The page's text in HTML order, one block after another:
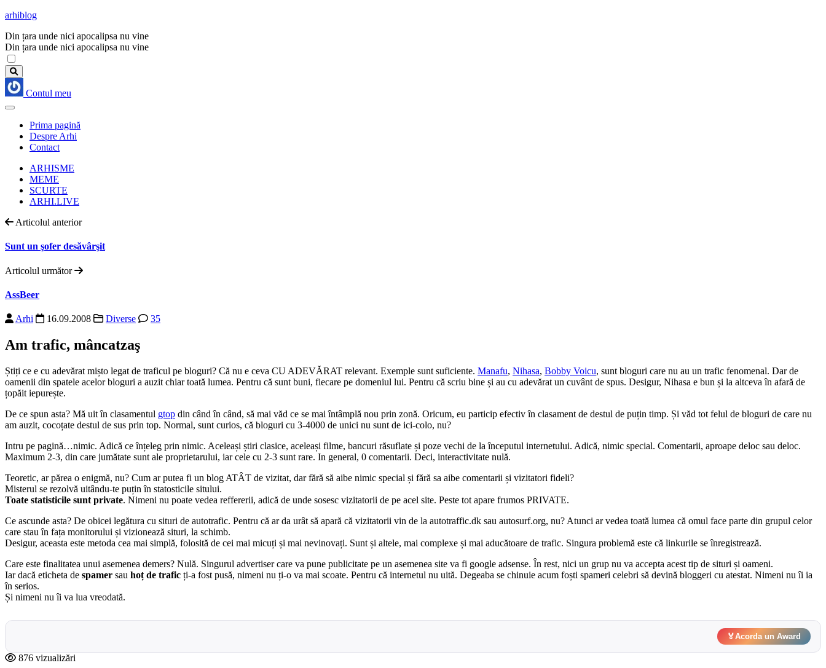
arhiblog
Din țara unde nici apocalipsa nu vine
Din țara unde nici apocalipsa nu vine
Contul meu
Prima pagină
Despre Arhi
Contact
ARHISME
MEME
SCURTE
ARHI.LIVE
Articolul anterior
Sunt un şofer desăvârşit
Articolul următor
AssBeer
Arhi 16.09.2008 Diverse 35
Am trafic, mâncatzaş
Știți ce e cu adevărat mișto legat de traficul pe bloguri? Că nu e ceva CU ADEVĂRAT relevant. Exemple sunt suficiente. Manafu, Nihasa, Bobby Voicu, sunt bloguri care nu au un trafic fenomenal. Dar de
oamenii din spatele acelor bloguri a auzit chiar toată lumea. Pentru că sunt buni, fiecare pe domeniul lui. Pentru că scriu bine și au cu adevărat un cuvânt de spus. Desigur, Nihasa e bun și la altceva în afară de
țopăit iepurește.
De ce spun asta? Mă uit în clasamentul gtop din când în când, să mai văd ce se mai întâmplă nou prin zonă. Oricum, eu particip efectiv în clasament de destul de puțin timp. Și văd tot felul de bloguri de care nu
am auzit, cocoțate destul de sus prin top. Normal, sunt curios, că bloguri cu 3-4000 de unici nu sunt de ici-colo, nu?
Intru pe pagină…nimic. Adică ce înțeleg prin nimic. Aceleași știri clasice, aceleași filme, bancuri răsuflate și poze vechi de la începutul internetului. Adică, nimic special. Comentarii, aproape deloc sau deloc.
Maximum 2-3, din care jumătate sunt ale proprietarului, iar cele cu 2-3 sunt rare. In general, 0 comentarii. Deci, interactivitate nulă.
Teoretic, ar părea o enigmă, nu? Cum ar putea fi un blog ATÂT de vizitat, dar fără să aibe nimic special și fără sa aibe comentarii și vizitatori fideli?
Misterul se rezolvă uitându-te puțin în statosticile sitului.
Toate statisticile sunt private. Nimeni nu poate vedea reffererii, adică de unde sosesc vizitatorii de pe acel site. Peste tot apare frumos PRIVATE.
Ce ascunde asta? De obicei legătura cu situri de autotrafic. Pentru că ar da urât să apară că vizitatorii vin de la autotraffic.dk sau autosurf.org, nu? Atunci ar vedea toată lumea că omul face parte din grupul celor
care stau în fața monitorului și vizionează situri, la schimb.
Desigur, aceasta este metoda cea mai simplă, folosită de cei mai micuți și mai nevinovați. Sunt și altele, mai complexe și mai aducătoare de trafic. Singura problemă este că linkurile se înregistrează.
Care este finalitatea unui asemenea demers? Nulă. Singurul advertiser care va pune publicitate pe un asemenea site va fi google adsense. În rest, nici un grup nu va accepta acest tip de situri și oameni.
Iar dacă eticheta de spamer sau hoț de trafic ți-a fost pusă, nimeni nu ți-o va mai scoate. Pentru că internetul nu uită. Degeaba se chinuie acum foști spameri celebri să devină bloggeri cu atestat. Nimeni nu îi ia
în serios.
Și nimeni nu îi va lua vreodată.
🏅Acorda un Award
876 vizualizări